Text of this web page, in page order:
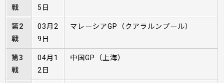
戦
5日
第2
戦
03月2
9日
マレーシアGP（クアラルンプール）
第3
戦
04月1
2日
中国GP（上海）